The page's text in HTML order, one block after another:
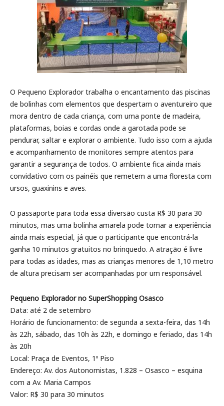
O Pequeno Explorador trabalha o encantamento das piscinas
de bolinhas com elementos que despertam o aventureiro que
mora dentro de cada criança, com uma ponte de madeira,
plataformas, boias e cordas onde a garotada pode se
pendurar, saltar e explorar o ambiente. Tudo isso com a ajuda
e acompanhamento de monitores sempre atentos para
garantir a segurança de todos. O ambiente fica ainda mais
convidativo com os painéis que remetem a uma floresta com
ursos, guaxinins e aves.
O passaporte para toda essa diversão custa R$ 30 para 30
minutos, mas uma bolinha amarela pode tornar a experiência
ainda mais especial, já que o participante que encontrá-la
ganha 10 minutos gratuitos no brinquedo. A atração é livre
para todas as idades, mas as crianças menores de 1,10 metro
de altura precisam ser acompanhadas por um responsável.
Pequeno Explorador no SuperShopping Osasco
Data: até 2 de setembro
Horário de funcionamento: de segunda a sexta-feira, das 14h
às 22h, sábado, das 10h às 22h, e domingo e feriado, das 14h
às 20h
Local: Praça de Eventos, 1º Piso
Endereço: Av. dos Autonomistas, 1.828 – Osasco – esquina
com a Av. Maria Campos
Valor: R$ 30 para 30 minutos